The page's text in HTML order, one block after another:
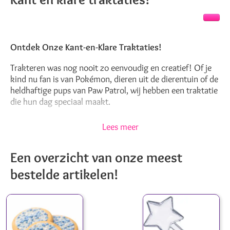
Lees meer
Ontdek Onze Kant-en-Klare Traktaties!
Trakteren was nog nooit zo eenvoudig en creatief! Of je
kind nu fan is van Pokémon, dieren uit de dierentuin of de
heldhaftige pups van Paw Patrol, wij hebben een traktatie
die hun dag speciaal maakt.
Stel je voor: kleurrijke Pokémon traktaties, gevuld met de
zoetste Pokémon snoepjes, of een mix van zachte
schaar' speeltje. Voor de kleine superhelden hebben we
chipswikkels die je kunt personaliseren met hun favoriete
held of zelfs met hun eigen foto! En voor de
heerlijk als educatief is.
Elke traktatie is zorgvuldig samengesteld om zowel de
Een overzicht van onze meest
bestelde artikelen!